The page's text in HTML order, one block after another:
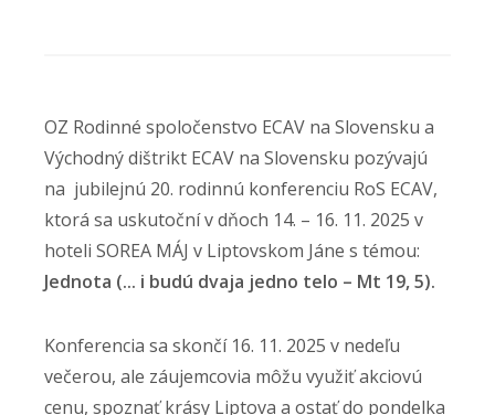
OZ Rodinné spoločenstvo ECAV na Slovensku a
Východný dištrikt ECAV na Slovensku pozývajú
na jubilejnú 20. rodinnú konferenciu RoS ECAV,
ktorá sa uskutoční v dňoch 14. – 16. 11. 2025 v
hoteli SOREA MÁJ v Liptovskom Jáne s témou:
Jednota (... i budú dvaja jedno telo – Mt 19, 5).
Konferencia sa skončí 16. 11. 2025 v nedeľu
večerou, ale záujemcovia môžu využiť akciovú
cenu, spoznať krásy Liptova a ostať do pondelka